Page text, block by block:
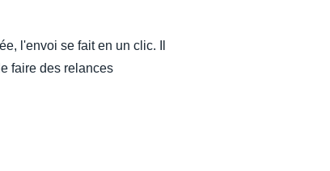
l'envoi se fait en un clic. Il
faire des relances